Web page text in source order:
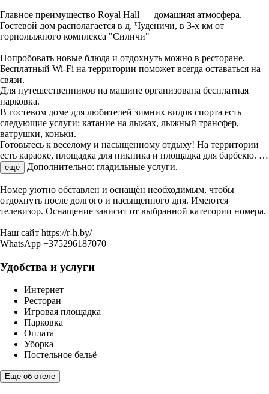
Главное преимущество Royal Hall — домашняя атмосфера.
Гостевой дом располагается в д. Чуденичи, в 3-х км от
горнолыжного комплекса "Силичи"
Попробовать новые блюда и отдохнуть можно в ресторане.
Бесплатный Wi-Fi на территории поможет всегда оставаться на
связи.
Для путешественников на машине организована бесплатная
парковка.
В гостевом доме для любителей зимних видов спорта есть
следующие услуги: катание на лыжах, лыжный трансфер,
ватрушки, коньки.
Готовьтесь к весёлому и насыщенному отдыху! На территории
есть караоке, площадка для пикника и площадка для барбекю. …
ещё Дополнительно: гладильные услуги.
Номер уютно обставлен и оснащён необходимым, чтобы
отдохнуть после долгого и насыщенного дня. Имеются
телевизор. Оснащение зависит от выбранной категории номера.
Наш сайт https://r-h.by/
WhatsApp +375296187070
Удобства и услуги
Интернет
Ресторан
Игровая площадка
Парковка
Оплата
Уборка
Постельное бельё
Еще об отеле